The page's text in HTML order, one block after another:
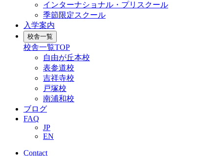
インターナショナル・プリスクール
季節限定スクール
入学案内
校舎一覧
校舎一覧TOP
自由が丘本校
表参道校
吉祥寺校
戸塚校
南浦和校
ブログ
FAQ
JP
EN
Contact